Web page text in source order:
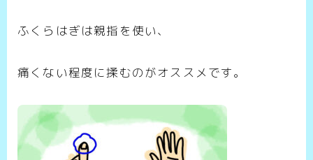
ふくらはぎは親指を使い、
痛くない程度に揉むのがオススメです。